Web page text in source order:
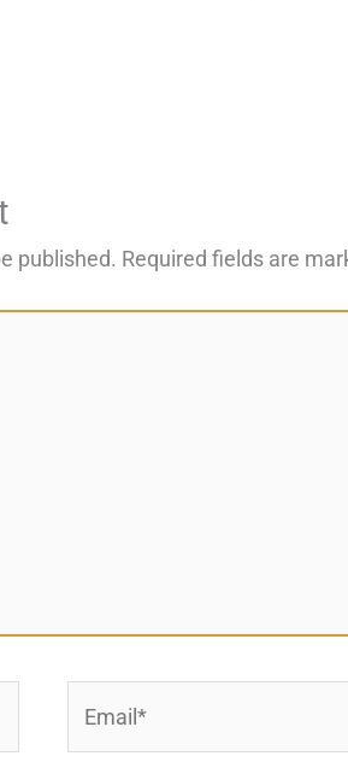
published. Required fields are